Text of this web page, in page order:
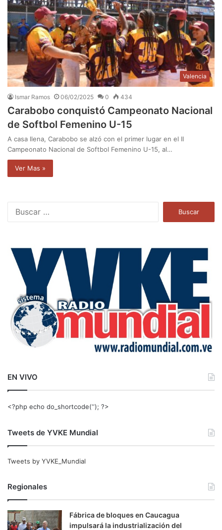
Valencia
Ismar Ramos 06/02/2025 0 434
Carabobo conquistó Campeonato Nacional
de Softbol Femenino U-15
A casa llena, Carabobo se alzó con el primer lugar en el II
Campeonato Nacional de Softbol Femenino U-15, al…
Ver Mas »
a
EN VIVO
<?php echo do_shortcode(‘‘); ?>
Tweets de YVKE Mundial
Tweets by YVKE_Mundial
Regionales
Fábrica de bloques en Caucagua
impulsará la industrialización del